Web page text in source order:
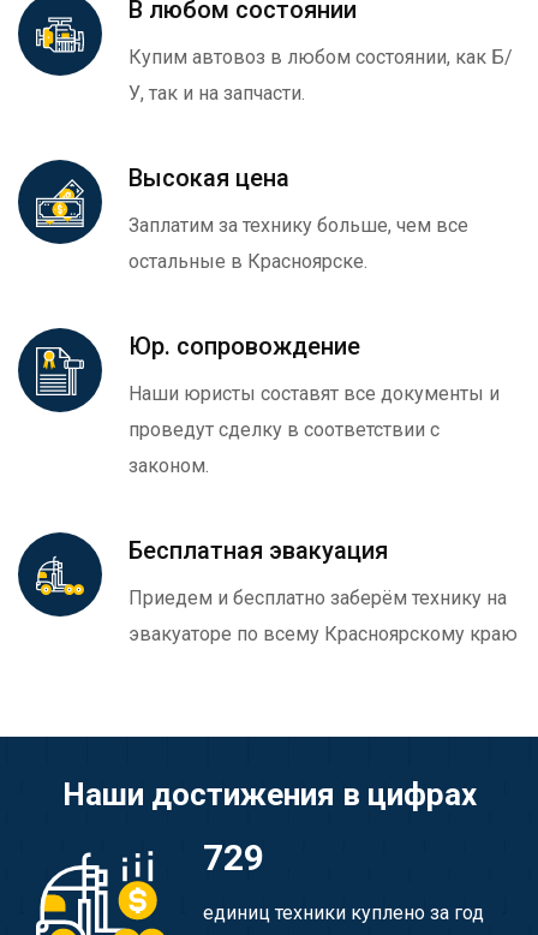
В любом состоянии
Купим автовоз в любом состоянии, как Б/
У, так и на запчасти.
Высокая цена
Заплатим за технику больше, чем все
остальные в Красноярске.
Юр. сопровождение
Наши юристы составят все документы и
проведут сделку в соответствии с
законом.
Бесплатная эвакуация
Приедем и бесплатно заберём технику на
эвакуаторе по всему Красноярскому краю
Наши достижения в цифрах
729
единиц техники куплено за год